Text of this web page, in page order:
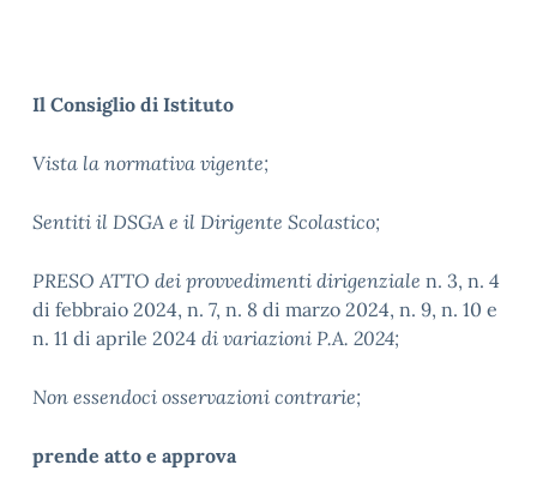
Il Consiglio di Istituto
Vista la normativa vigente;
Sentiti il DSGA e il Dirigente Scolastico;
PRESO ATTO dei provvedimenti dirigenziale n. 3, n. 4
di febbraio 2024, n. 7, n. 8 di marzo 2024, n. 9, n. 10 e
n. 11 di aprile 2024 di variazioni P.A. 2024;
Non essendoci osservazioni contrarie;
prende atto e approva